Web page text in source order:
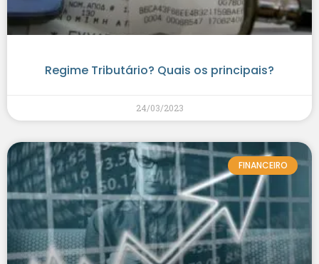
Regime Tributário? Quais os principais?
24/03/2023
FINANCEIRO